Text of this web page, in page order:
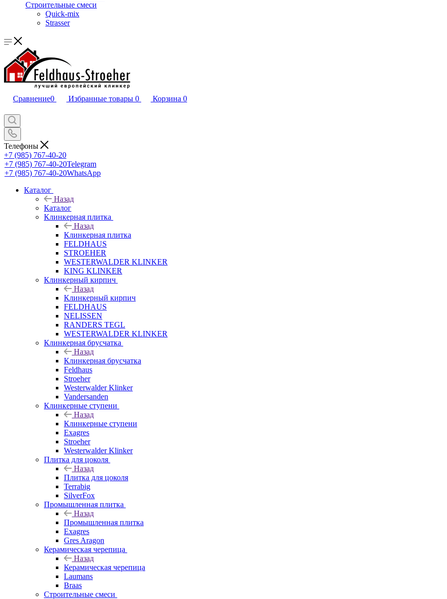
Строительные смеси
Quick-mix
Strasser
Сравнение0 Избранные товары 0 Корзина 0
Телефоны
+7 (985) 767-40-20
+7 (985) 767-40-20Telegram
+7 (985) 767-40-20WhatsApp
Каталог
Назад
Каталог
Клинкерная плитка
Назад
Клинкерная плитка
FELDHAUS
STROEHER
WESTERWALDER KLINKER
KING KLINKER
Клинкерный кирпич
Назад
Клинкерный кирпич
FELDHAUS
NELISSEN
RANDERS TEGL
WESTERWALDER KLINKER
Клинкерная брусчатка
Назад
Клинкерная брусчатка
Feldhaus
Stroeher
Westerwalder Klinker
Vandersanden
Клинкерные ступени
Назад
Клинкерные ступени
Exagres
Stroeher
Westerwalder Klinker
Плитка для цоколя
Назад
Плитка для цоколя
Terrabig
SilverFox
Промышленная плитка
Назад
Промышленная плитка
Exagres
Gres Aragon
Керамическая черепица
Назад
Керамическая черепица
Laumans
Braas
Строительные смеси